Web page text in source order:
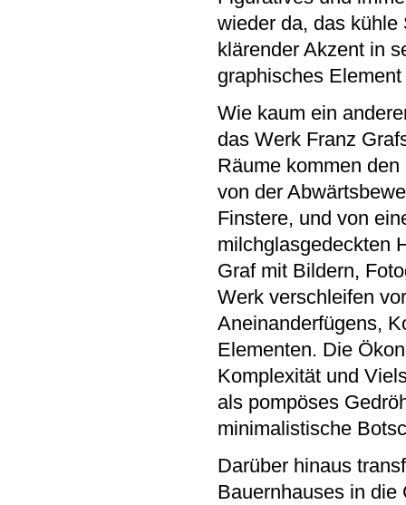
wieder da, das
klärender Akzent in
graphisches
Wie kaum ein
das Werk Franz
Räume kommen
von der
Finstere, und von
milchglasgedeckten
Graf mit Bildern,
Werk verschleifen
Aneinanderfügens,
Elementen. Die
Komplexität und
als pompöses
minimalistische
Darüber hinaus
Bauernhauses in die